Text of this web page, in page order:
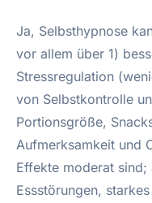
Ja, Selbsthypnose
vor allem über 1)
Stressregulation
von Selbstkontrolle
Portionsgröße,
Aufmerksamkeit und
Effekte moderat
Essstörungen,